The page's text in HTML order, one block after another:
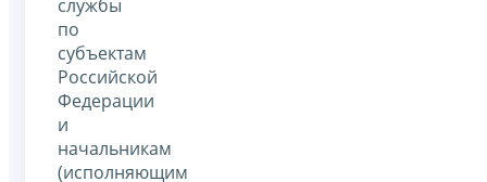
службы
по
субъектам
Российской
Федерации
и
начальникам
(исполняющим